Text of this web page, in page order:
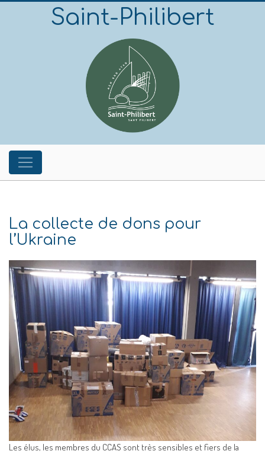
Saint-Philibert
La collecte de dons pour
l’Ukraine
Les élus, les membres du CCAS sont très sensibles et fiers de la